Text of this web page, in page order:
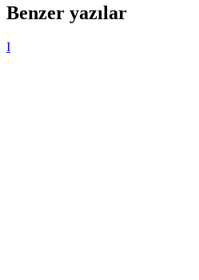
Benzer yazılar
I